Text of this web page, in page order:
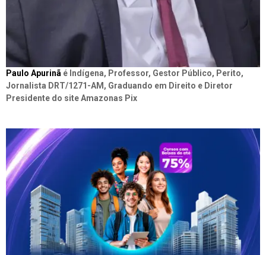
Paulo Apurinã é Indígena, Professor, Gestor Público, Perito,
Jornalista DRT/1271-AM, Graduando em Direito e Diretor
Presidente do site Amazonas Pix